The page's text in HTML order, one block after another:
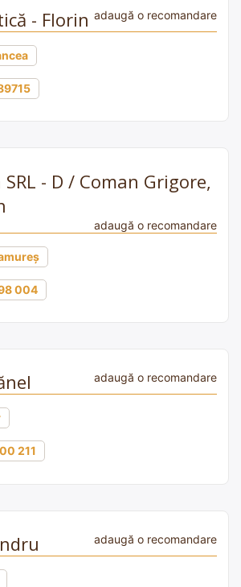
- Florin adaugă o recomandare
- D / Coman Grigore,
adaugă o recomandare
004
adaugă o recomandare
211
adaugă o recomandare